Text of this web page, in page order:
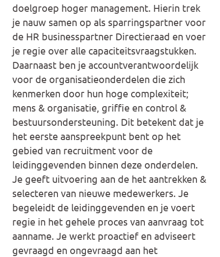
doelgroep hoger management. Hierin trek
je nauw samen op als sparringspartner voor
de HR businesspartner Directieraad en voer
je regie over alle capaciteitsvraagstukken.
Daarnaast ben je accountverantwoordelijk
voor de organisatieonderdelen die zich
kenmerken door hun hoge complexiteit;
mens & organisatie, griffie en control &
bestuursondersteuning. Dit betekent dat je
het eerste aanspreekpunt bent op het
gebied van recruitment voor de
leidinggevenden binnen deze onderdelen.
Je geeft uitvoering aan de het aantrekken &
selecteren van nieuwe medewerkers. Je
begeleidt de leidinggevenden en je voert
regie in het gehele proces van aanvraag tot
aanname. Je werkt proactief en adviseert
gevraagd en ongevraagd aan het